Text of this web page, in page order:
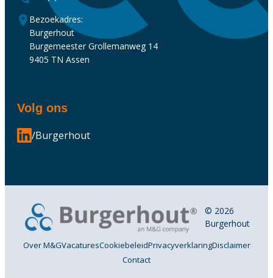
Bezoekadres:
Burgerhout
Burgemeester Grollemanweg 14
9405 TN Assen
Volg ons
/Burgerhout
© 2026
Burgerhout
Over M&GVacaturesCookiebeleidPrivacyverklaringDisclaimer
Contact